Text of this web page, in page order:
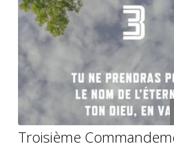
Launch
audio
modal
Troisième